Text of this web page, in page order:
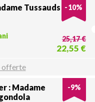
Tussauds -10%
25,17 €
22,55 €
offerte
: Madame
-9%